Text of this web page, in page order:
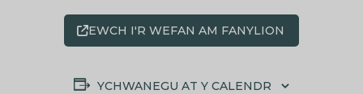
EWCH I'R WEFAN AM FANYLION
YCHWANEGU AT Y CALENDR